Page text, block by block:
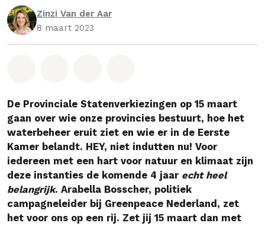
Zinzi Van der Aar
8 maart 2023
De Provinciale Statenverkiezingen op 15 maart
gaan over wie onze provincies bestuurt, hoe het
waterbeheer eruit ziet en wie er in de Eerste
Kamer belandt. HEY, niet indutten nu! Voor
iedereen met een hart voor natuur en klimaat zijn
deze instanties de komende 4 jaar echt heel
belangrijk. Arabella Bosscher, politiek
campagneleider bij Greenpeace Nederland, zet
het voor ons op een rij. Zet jij 15 maart dan met